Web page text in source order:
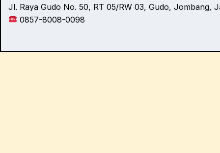
Jl. Raya Gudo No. 50, RT 05/RW 03, Gudo, Jombang,
0857-8008-0098